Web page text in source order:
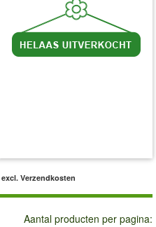
excl. Verzendkosten
Aantal producten per pagina: